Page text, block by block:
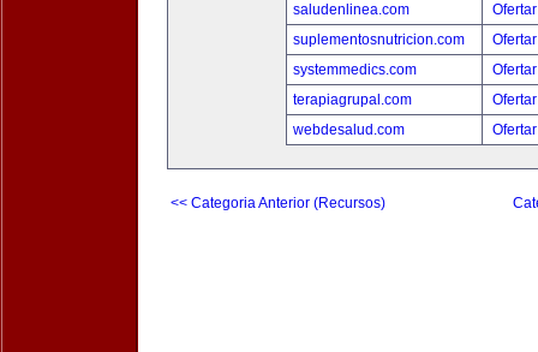
saludenlinea.com
suplementosnutricion.com
systemmedics.com
terapiagrupal.com
webdesalud.com
<< Categoria Anterior (Recursos)